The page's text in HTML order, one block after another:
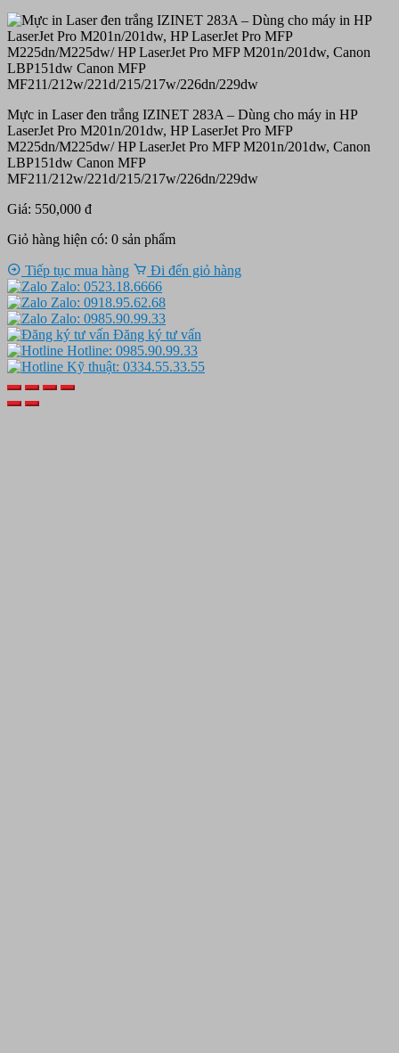
Mực in Laser đen trắng IZINET 283A – Dùng cho máy in HP
LaserJet Pro M201n/201dw, HP LaserJet Pro MFP
M225dn/M225dw/ HP LaserJet Pro MFP M201n/201dw, Canon
LBP151dw Canon MFP
MF211/212w/221d/215/217w/226dn/229dw
Giá: 550,000 đ
Giỏ hàng hiện có: 0 sản phẩm
Tiếp tục mua hàng
Đi đến giỏ hàng
Zalo: 0523.18.6666
Zalo: 0918.95.62.68
Zalo: 0985.90.99.33
Đăng ký tư vấn
Hotline: 0985.90.99.33
Kỹ thuật: 0334.55.33.55